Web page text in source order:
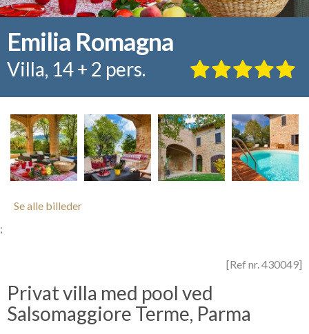
Emilia Romagna
Villa, 14 + 2 pers.
Se alle billeder
;
[Ref nr. 430049]
Privat villa med pool ved
Salsomaggiore Terme, Parma